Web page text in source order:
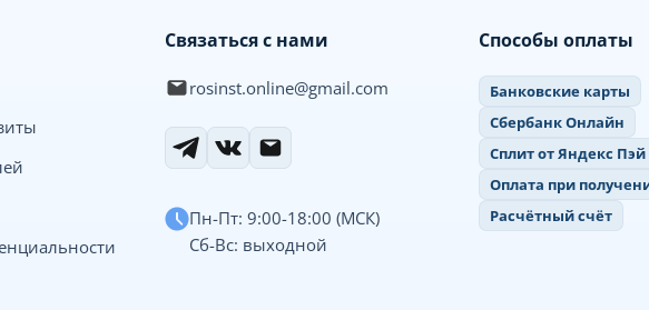
Связаться с нами
rosinst.online@gmail.com
Пн-Пт: 9:00-18:00 (МСК)
Сб-Вс: выходной
Способы оплаты
Банковские карты
Сбербанк Онлайн
Сплит от Яндекс Пэй
Оплата при
Расчётный счёт